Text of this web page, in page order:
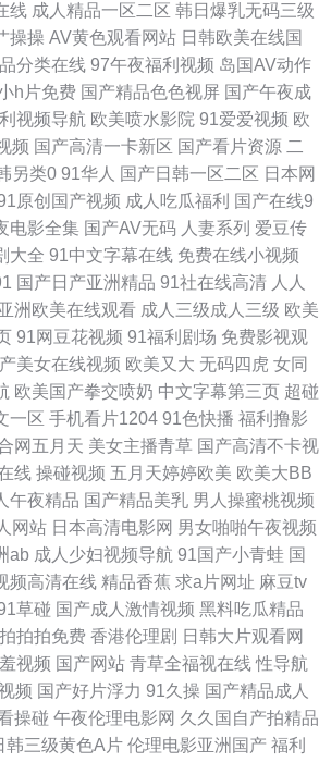
超碰人妻人人搞 91自都在线 91白丝在线抄 午夜福
夜三级网站 三级片AV的天堂 欧美怡春院 另类影音
色色 超碰99香蕉 97搞在线 97超碰亚洲天堂 91可
洲97网 无码爆乳久久 日韩e级免费 青青操影院 欧
不卡久久不卡 久草最新地址 九一社视频 后入黑丝
电影加勒比 超碰在线98国产 AV熟女 www狼友
超碰 欧美国产激情 麻豆传媒网站 久草免费福利在
类激情 国产自拍第一页 国产浮力影院限制 俺来也
妇 久久婷婷国产综合 九一传媒在线看 日本成人A
美久久成人网站 狼友内射日韩无码 亚洲色图vu 伊
亚洲黑丝高跟福利 午夜福利A片 午夜福利视频1
级午夜伦理 超碰碰中文 福利视频导航极品 AV网
超碰性爱 超碰人人操人人摸 性少妇果冻传媒 肏屄
利性爱AV 大香蕉狼天天 老湿机午夜场福利 97欧
线 成人精品一区二区 韩日爆乳无码三级
操操 AV黄色观看网站 日韩欧美在线国
分类在线 97午夜福利视频 岛国AV动作
h片免费 国产精品色色视屏 国产午夜成
视频导航 欧美喷水影院 91爱爱视频 欧
频 国产高清一卡新区 国产看片资源 二
另类0 91华人 国产日韩一区二区 日本网
原创国产视频 成人吃瓜福利 国产在线9
电影全集 国产AV无码 人妻系列 爱豆传
大全 91中文字幕在线 免费在线小视频
国产日产亚洲精品 91社在线高清 人人
洲欧美在线观看 成人三级成人三级 欧美
91网豆花视频 91福利剧场 免费影视观
美女在线视频 欧美又大 无码四虎 女同
欧美国产拳交喷奶 中文字幕第三页 超碰
一区 手机看片1204 91色快播 福利撸影
网五月天 美女主播青草 国产高清不卡视
线 操碰视频 五月天婷婷欧美 欧美大BB
午夜精品 国产精品美乳 男人操蜜桃视频
网站 日本高清电影网 男女啪啪午夜视频
ab 成人少妇视频导航 91国产小青蛙 国
频高清在线 精品香蕉 求a片网址 麻豆tv
草碰 国产成人激情视频 黑料吃瓜精品
拍拍免费 香港伦理剧 日韩大片观看网
视频 国产网站 青草全福视在线 性导航
频 国产好片浮力 91久操 国产精品成人
操碰 午夜伦理电影网 久久国自产拍精品
韩三级黄色A片 伦理电影亚洲国产 福利